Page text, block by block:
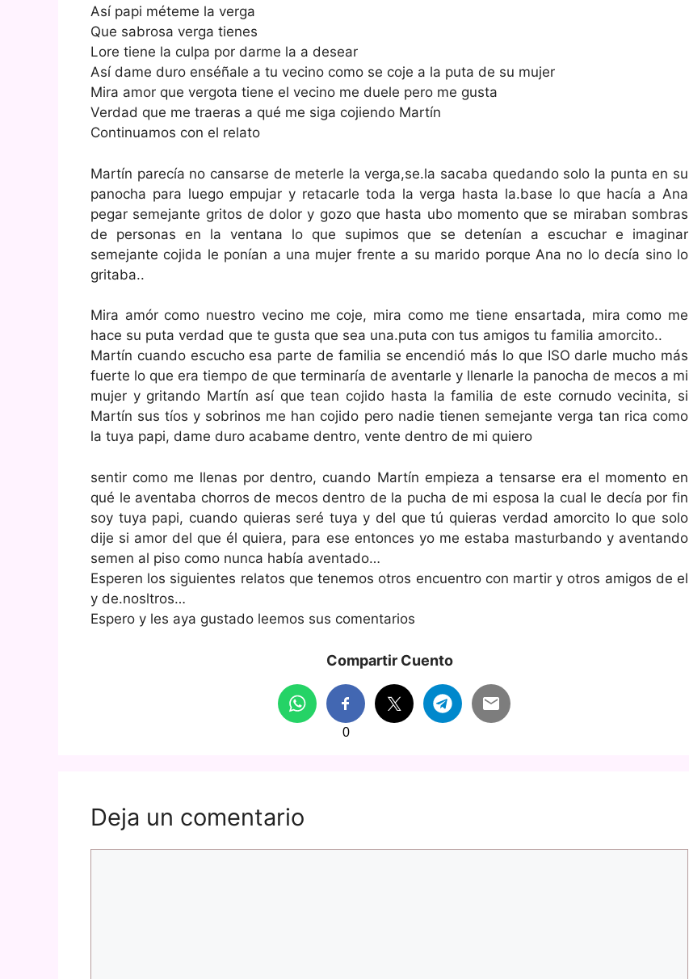
Así papi méteme la verga
Que sabrosa verga tienes
Lore tiene la culpa por darme la a desear
Así dame duro enséñale a tu vecino como se coje a la puta de su mujer
Mira amor que vergota tiene el vecino me duele pero me gusta
Verdad que me traeras a qué me siga cojiendo Martín
Continuamos con el relato
Martín parecía no cansarse de meterle la verga,se.la sacaba quedando solo la punta en su
panocha para luego empujar y retacarle toda la verga hasta la.base lo que hacía a Ana
pegar semejante gritos de dolor y gozo que hasta ubo momento que se miraban sombras
de personas en la ventana lo que supimos que se detenían a escuchar e imaginar
semejante cojida le ponían a una mujer frente a su marido porque Ana no lo decía sino lo
gritaba..
Mira amór como nuestro vecino me coje, mira como me tiene ensartada, mira como me
hace su puta verdad que te gusta que sea una.puta con tus amigos tu familia amorcito..
Martín cuando escucho esa parte de familia se encendió más lo que ISO darle mucho más
fuerte lo que era tiempo de que terminaría de aventarle y llenarle la panocha de mecos a mi
mujer y gritando Martín así que tean cojido hasta la familia de este cornudo vecinita, si
Martín sus tíos y sobrinos me han cojido pero nadie tienen semejante verga tan rica como
la tuya papi, dame duro acabame dentro, vente dentro de mi quiero
sentir como me llenas por dentro, cuando Martín empieza a tensarse era el momento en
qué le aventaba chorros de mecos dentro de la pucha de mi esposa la cual le decía por fin
soy tuya papi, cuando quieras seré tuya y del que tú quieras verdad amorcito lo que solo
dije si amor del que él quiera, para ese entonces yo me estaba masturbando y aventando
semen al piso como nunca había aventado…
Esperen los siguientes relatos que tenemos otros encuentro con martir y otros amigos de el
y de.nosltros…
Espero y les aya gustado leemos sus comentarios
Compartir Cuento
0
Deja un comentario